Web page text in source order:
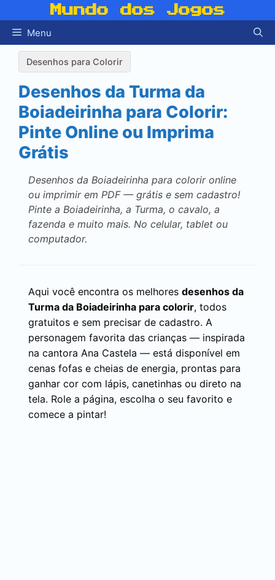
para
conteúdo
Mundo dos Jogos
Menu
Desenhos para Colorir
Desenhos da Turma da
Boiadeirinha para Colorir:
Pinte Online ou Imprima
Grátis
Desenhos da Boiadeirinha para colorir online
ou imprimir em PDF — grátis e sem cadastro!
Pinte a Boiadeirinha, a Turma, o cavalo, a
fazenda e muito mais. No celular, tablet ou
computador.
Aqui você encontra os melhores desenhos da
Turma da Boiadeirinha para colorir, todos
gratuitos e sem precisar de cadastro. A
personagem favorita das crianças — inspirada
na cantora Ana Castela — está disponível em
cenas fofas e cheias de energia, prontas para
ganhar cor com lápis, canetinhas ou direto na
tela. Role a página, escolha o seu favorito e
comece a pintar!